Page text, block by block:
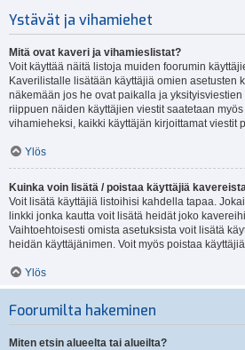
Ystävät ja vihamiehet
Mitä ovat kaveri ja vihamieslistat?
Voit käyttää näitä listoja muiden foorumin
Kaverilistalle lisätään käyttäjiä omien asetusten
näkemään jos he ovat paikalla ja
riippuen näiden käyttäjien viestit saatetaan
vihamieheksi, kaikki käyttäjän kirjoittamat viestit
Ylös
Kuinka voin lisätä / poistaa käyttäjiä
Voit lisätä käyttäjiä listoihisi kahdella tapaa.
linkki jonka kautta voit lisätä heidät joko
Vaihtoehtoisesti omista asetuksista voit lisätä
heidän käyttäjänimen. Voit myös poistaa
Ylös
Foorumilta hakeminen
Miten etsin alueelta tai alueilta?